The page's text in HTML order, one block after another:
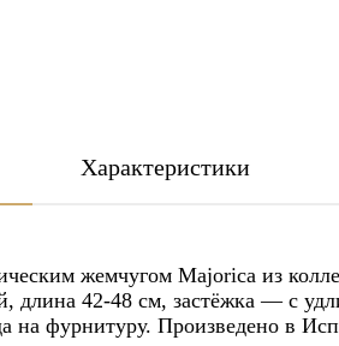
Характеристики
жемчугом Majorica из
длина 42-48 см, застёжка — с
на фурнитуру. Произведено в